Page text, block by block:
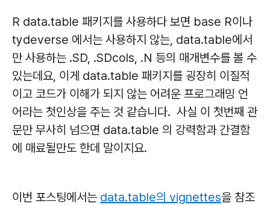
R data.table 패키지를 사용하다 보면 base R이나
tydeverse 에서는 사용하지 않는, data.table에서
만 사용하는 .SD, .SDcols, .N 등의 매개변수를 볼 수
있는데요, 이게 data.table 패키지를 굉장히 이질적
이고 코드가 이해가 되지 않는 어려운 프로그래밍 언
어라는 첫인상을 주는 것 같습니다. 사실 이 첫번째 관
문만 무사히 넘으면 data.table 의 강력함과 간결함
에 매료될만도 한데 말이지요.
이번 포스팅에서는 data.table의 vignettes을 참조